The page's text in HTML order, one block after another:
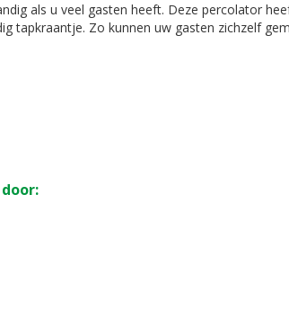
als u veel gasten heeft. Deze percolator
tapkraantje. Zo kunnen uw gasten zichzelf